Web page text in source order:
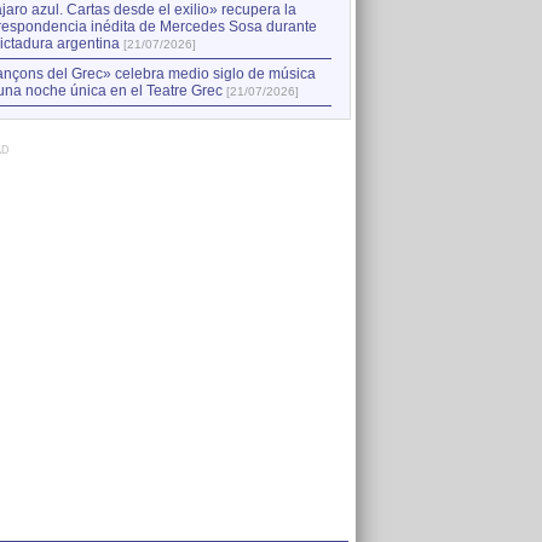
azul. Cartas desde el exilio» recupera la
inédita de Mercedes Sosa durante
argentina [21/07/2026]
del Grec» celebra medio siglo de música
noche única en el Teatre Grec [21/07/2026]